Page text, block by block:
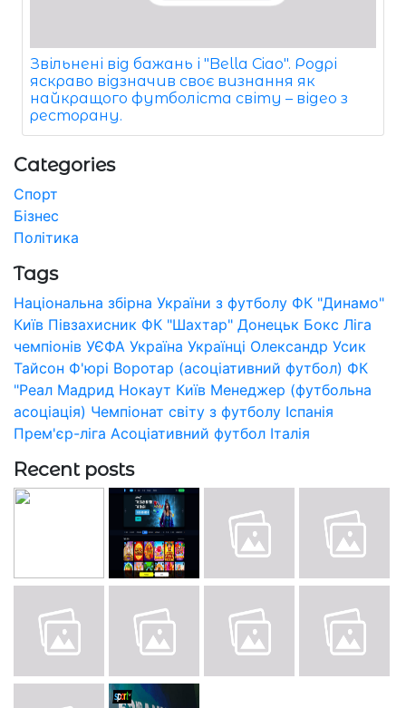
Звільнені від бажань і "Bella Ciao". Родрі
яскраво відзначив своє визнання як
найкращого футболіста світу – відео з
ресторану.
Categories
Спорт
Бізнес
Політика
Tags
Національна збірна України з футболу ФК "Динамо"
Київ Півзахисник ФК "Шахтар" Донецьк Бокс Ліга
чемпіонів УЄФА Україна Українці Олександр Усик
Тайсон Ф'юрі Воротар (асоціативний футбол) ФК
"Реал Мадрид Нокаут Київ Менеджер (футбольна
асоціація) Чемпіонат світу з футболу Іспанія
Прем'єр-ліга Асоціативний футбол Італія
Recent posts